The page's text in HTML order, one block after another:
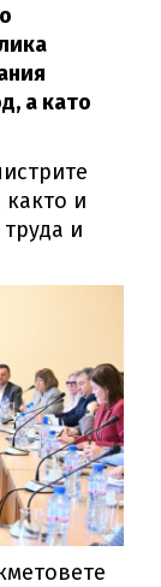
а като
и
и